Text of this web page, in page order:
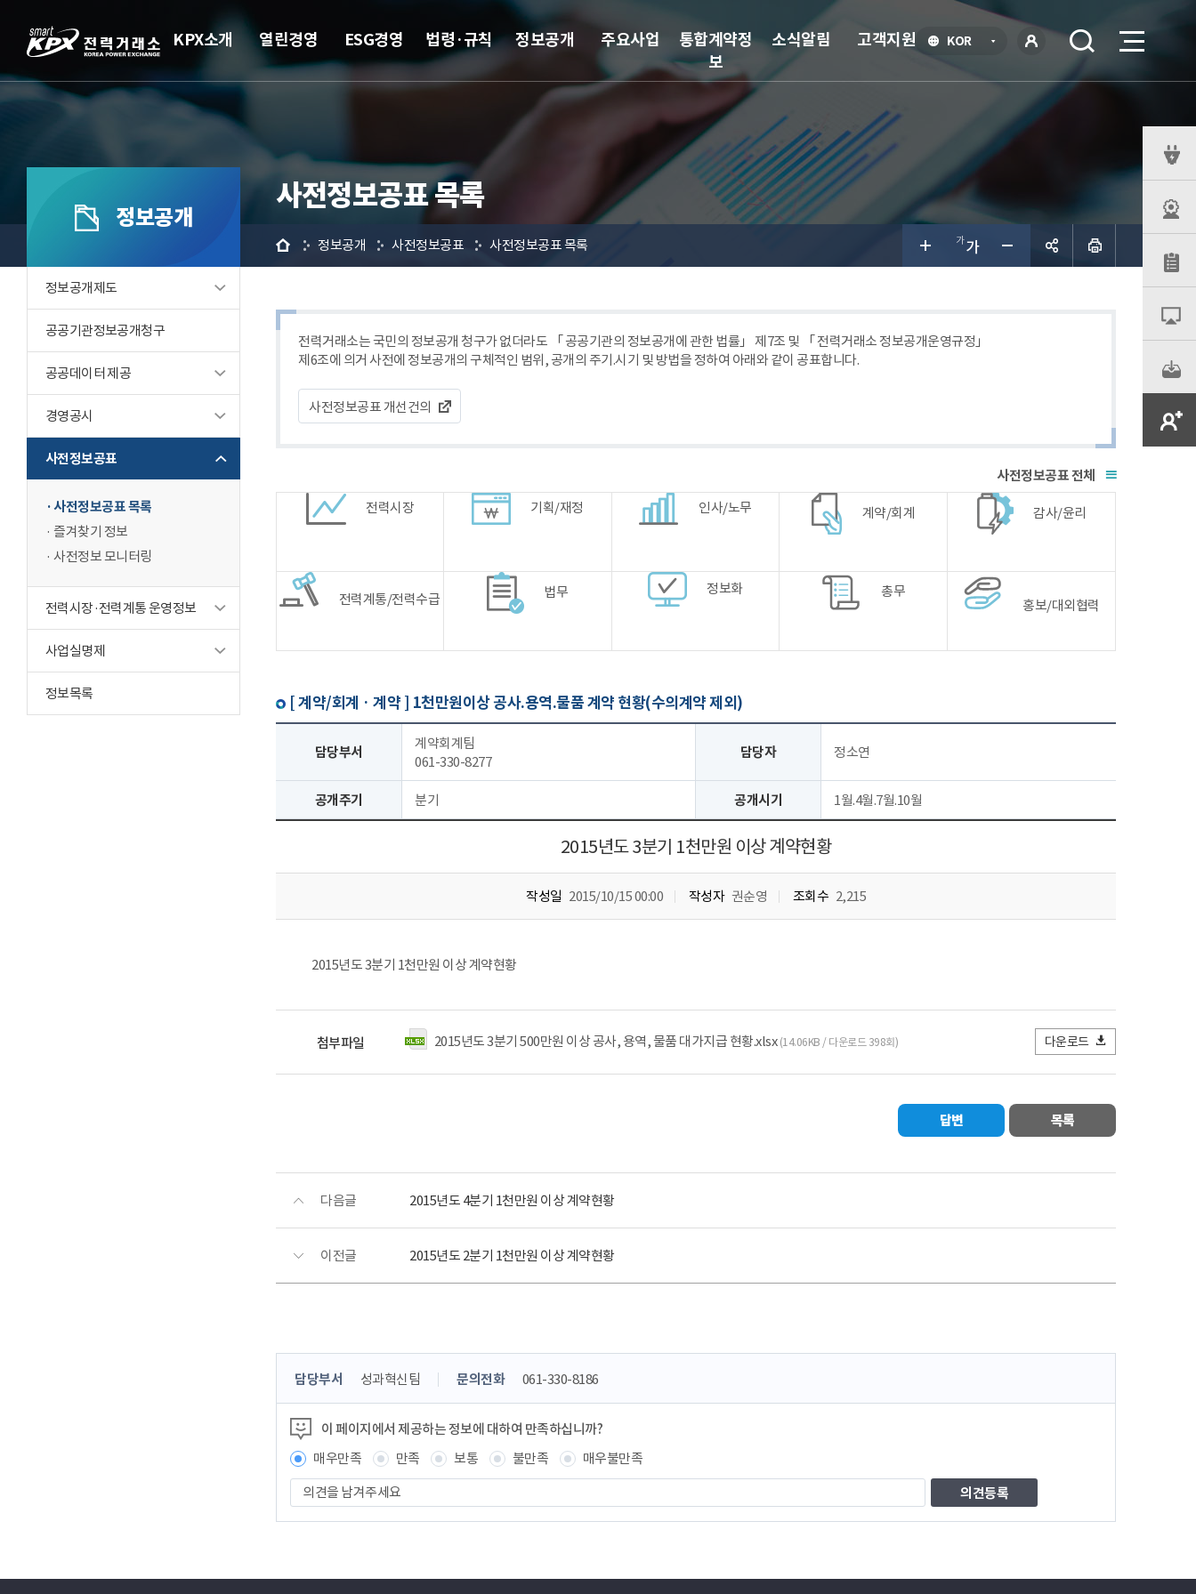
KOR언
그인
KPX소개 열린경영 ESG경영 법령·규칙 정보공개 주요사업
통합계약정
보
소식알림 고객지원
정보공개
정보공개제도
공공기관정보공개청구
공공데이터 제공
경영공시
사전정보공표
사전정보공표 목록
즐겨찾기 정보
사전정보 모니터링
전력시장·전력계통 운영정보
사업실명제
정보목록
사전정보공표 목록
홈 정보공개 사전정보공표 사전정보공표 목록
전력거래소는 국민의 정보공개 청구가 없더라도 「 공공기관의 정보공개에 관한 법률」 제7조 및 「 전력거래소 정보공개운영규정」
제6조에 의거 사전에 정보공개의 구체적인 범위, 공개의 주기.시기 및 방법을 정하여 아래와 같이 공표합니다.
사전정보공표 개선건의
전체
전력시장
기획/재정 인사/노무 계약/회계 감사/윤리
전력계통/전력수급 법무 정보화 총무
홍보/대외협력
[ 계약/회계 · 계약 ] 1천만원이상 공사.용역.물품 계약 현황(수의계약 제외)
담당부서
계약회계팀
061-330-8277
담당자 정소연
공개주기 분기 공개시기 1월.4월.7월.10월
2015년도 3분기 1천만원 이상 계약현황
작성일 2015/10/15 00:00 작성자 권순영 조회수 2,215
2015년도 3분기 1천만원 이상 계약현황
첨부파일 2015년도 3분기 500만원 이상 공사, 용역, 물품 대가지급 현황.xlsx (14.06KB / 다운로드 398회) 다운로드
답변 목록
다음글 2015년도 4분기 1천만원 이상 계약현황
이전글 2015년도 2분기 1천만원 이상 계약현황
콘
츠
정
보
책
임
자
담당부서 성과혁신팀 문의전화 061-330-8186
이 페이지에서 제공하는 정보에 대하여 만족하십니까?
매우만족
만족 보통 불만족
매우불만족
견
을
주
뉴